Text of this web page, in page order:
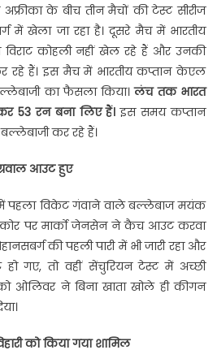
के बीच तीन मैचों की टेस्ट सीरीज
में खेला जा रहा है। दूसरे मैच में भारतीय
कोहली नहीं खेल रहे हैं और उनकी
रहे हैं। इस मैच में भारतीय कप्तान केएल
का फैसला किया।लंच तक भारत
53 रन बना लिएहैं। इस समय कप्तान
कर रहे हैं।
आउट हुए
में पहला विकेट गंवाने वाले बल्लेबाज मयंक
पर मार्को जेनसेन ने कैच आउट करवा
की पहली पारी में भी जारी रहा और
गए, तो वहीं सेंचुरियन टेस्ट में अच्छी
ओलिवर ने बिना खाता खोले ही कीगन
को किया गया शामिल